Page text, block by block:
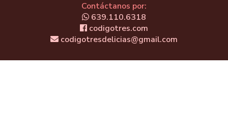
Contáctanos por:
639.110.6318
codigotres.com
codigotresdelicias@gmail.com